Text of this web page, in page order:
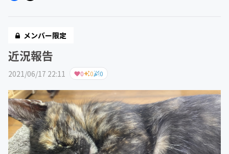
メンバー限定
近況報告
2021/06/17 22:11 0 0 0